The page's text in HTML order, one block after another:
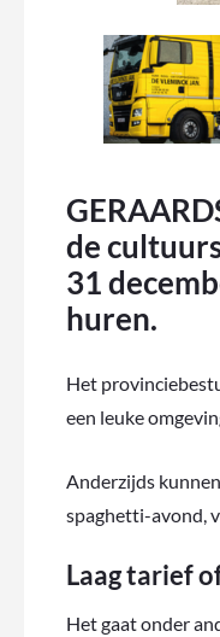
de
31
huren.
Het
een leuke
Anderzijds
spaghetti-avond,
Laag tarief
Het gaat onder